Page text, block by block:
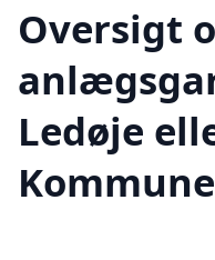
Oversigt
Ledøje
Kommune